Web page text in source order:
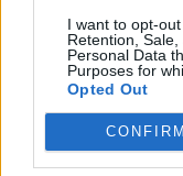
I want to opt-
Retention,
Personal Data
Purposes for
Opted Out
CONFIRM
δραστηριότητας
Τέλος
σχηματίσθηκε
περίπτωση –